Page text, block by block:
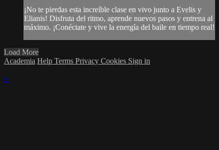
¡No te pierdas esta increíble clase en vivo junto a Evelis y
Elianis! Disfruta del ritmo, aprende nuevos pasos y entrena al
máximo. ¡Conéctate y vive la energía del baile en tiempo real!
Load More
Academia Help Terms Privacy Cookies Sign in
×